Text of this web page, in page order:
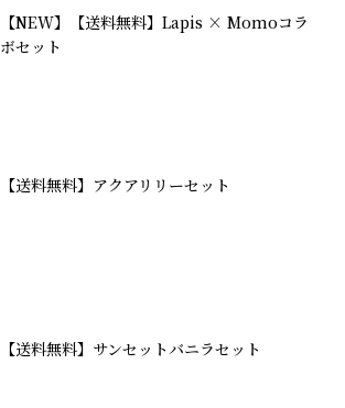
【NEW】【送料無料】Lapis × Momoコラ
ボセット
【送料無料】アクアリリーセット
【送料無料】サンセットバニラセット